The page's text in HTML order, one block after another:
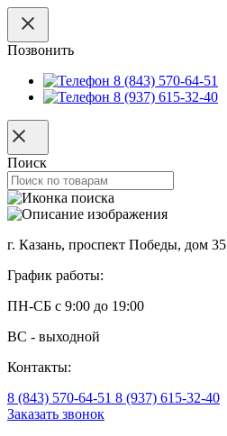
Позвонить
8 (843) 570-64-51
8 (937) 615-32-40
Поиск
г. Казань, проспект Победы, дом 35
График работы:
ПН-СБ с 9:00 до 19:00
ВС - выходной
Контакты:
8 (843) 570-64-51 8 (937) 615-32-40
Заказать звонок